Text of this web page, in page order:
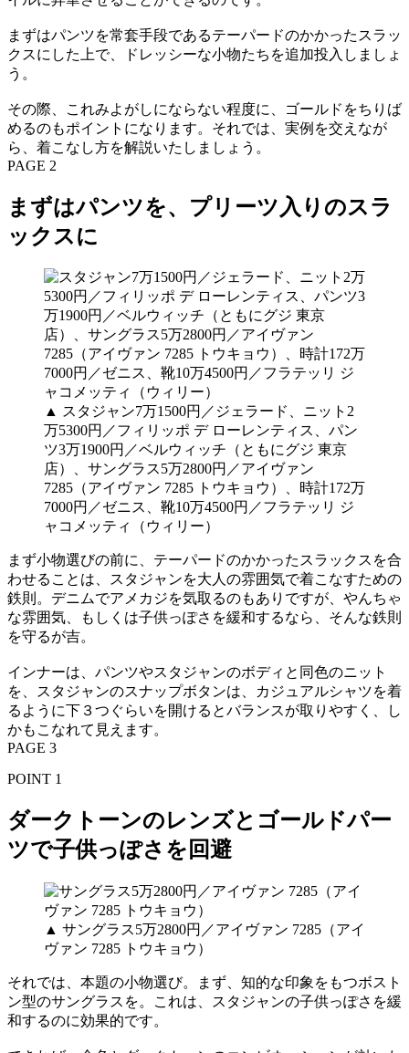
まずはパンツを常套手段であるテーパードのかかったスラッ
クスにした上で、ドレッシーな小物たちを追加投入しましょ
う。
その際、これみよがしにならない程度に、ゴールドをちりば
めるのもポイントになります。それでは、実例を交えなが
ら、着こなし方を解説いたしましょう。
PAGE 2
まずはパンツを、プリーツ入りのスラ
ックスに
▲ スタジャン7万1500円／ジェラード、ニット2
万5300円／フィリッポ デ ローレンティス、パン
ツ3万1900円／ベルウィッチ（ともにグジ 東京
店）、サングラス5万2800円／アイヴァン
7285（アイヴァン 7285 トウキョウ）、時計172万
7000円／ゼニス、靴10万4500円／フラテッリ ジ
ャコメッティ（ウィリー）
まず小物選びの前に、テーパードのかかったスラックスを合
わせることは、スタジャンを大人の雰囲気で着こなすための
鉄則。デニムでアメカジを気取るのもありですが、やんちゃ
な雰囲気、もしくは子供っぽさを緩和するなら、そんな鉄則
を守るが吉。
インナーは、パンツやスタジャンのボディと同色のニット
を、スタジャンのスナップボタンは、カジュアルシャツを着
るように下３つぐらいを開けるとバランスが取りやすく、し
かもこなれて見えます。
PAGE 3
POINT 1
ダークトーンのレンズとゴールドパー
ツで子供っぽさを回避
▲ サングラス5万2800円／アイヴァン 7285（アイ
ヴァン 7285 トウキョウ）
それでは、本題の小物選び。まず、知的な印象をもつボスト
ン型のサングラスを。これは、スタジャンの子供っぽさを緩
和するのに効果的です。